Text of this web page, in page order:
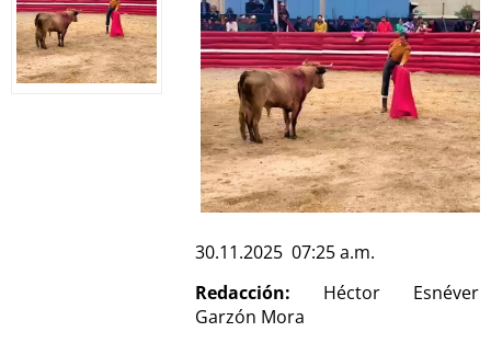
30.11.2025 07:25 a.m.
Redacción: Héctor Esnéver
Garzón Mora